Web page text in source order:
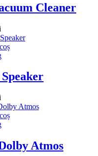
Cleaner
Atmos